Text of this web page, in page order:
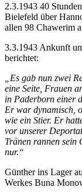
2.3.1943 40
Bielefeld über
allen 98 Chawerim
3.3.1943 Ankunft
berichtet:
„Es gab nun zwei
eine Seite, Frauen
in Paderborn einer
Er war dynamisch,
wie ein Stier. Er
vor unserer
Tränen rannen sein
nur.“
Günther ins Lager
Werkes Buna